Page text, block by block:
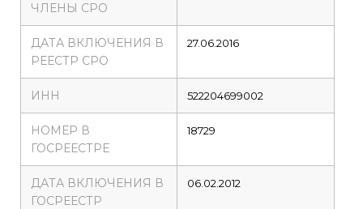
ЧЛЕНЫ СРО
ДАТА ВКЛЮЧЕНИЯ В
РЕЕСТР СРО
27.06.2016
ИНН 522204699002
НОМЕР В
ГОСРЕЕСТРЕ
18729
ДАТА ВКЛЮЧЕНИЯ В
ГОСРЕЕСТР
06.02.2012